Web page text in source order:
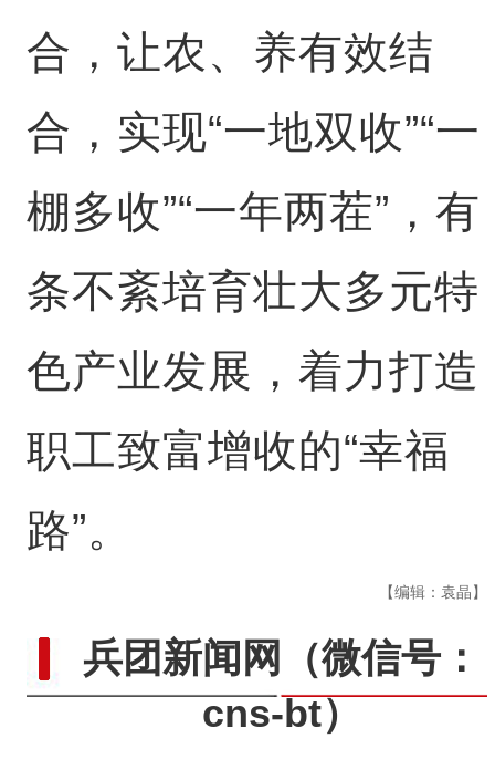
合，让农、养有效结
合，实现“一地双收”“一
棚多收”“一年两茬”，有
条不紊培育壮大多元特
色产业发展，着力打造
职工致富增收的“幸福
路”。
【编辑：袁晶】
兵团新闻网
（微信号：
cns-bt）